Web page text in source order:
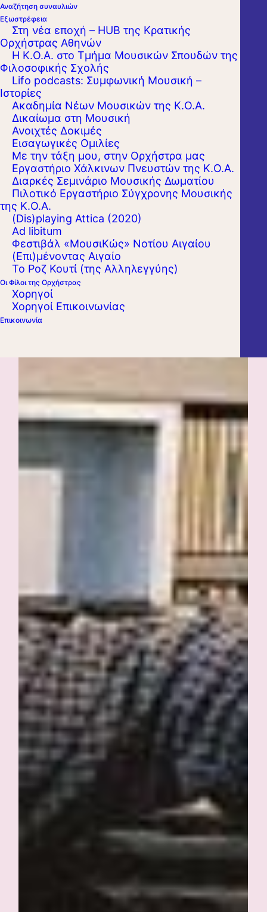
Αναζήτηση συναυλιών
Εξωστρέφεια
Στη νέα εποχή – HUB της Κρατικής
Ορχήστρας Αθηνών
Η Κ.Ο.Α. στο Τμήμα Μουσικών Σπουδών της
Φιλοσοφικής Σχολής
Lifo podcasts: Συμφωνική Μουσική –
Ιστορίες
Ακαδημία Νέων Μουσικών της Κ.Ο.Α.
Δικαίωμα στη Μουσική
Ανοιχτές Δοκιμές
Εισαγωγικές Ομιλίες
Με την τάξη μου, στην Ορχήστρα μας
Εργαστήριo Χάλκινων Πνευστών της Κ.Ο.Α.
Διαρκές Σεμινάριο Μουσικής Δωματίου
Πιλοτικό Εργαστήριο Σύγχρονης Μουσικής
της Κ.Ο.Α.
(Dis)playing Attica (2020)
Ad libitum
Φεστιβάλ «ΜουσιΚώς» Νοτίου Αιγαίου
(Επι)μένοντας Αιγαίο
Το Ροζ Κουτί (της Αλληλεγγύης)
Οι Φίλοι της Ορχήστρας
Χορηγοί
Χορηγοί Επικοινωνίας
Επικοινωνία